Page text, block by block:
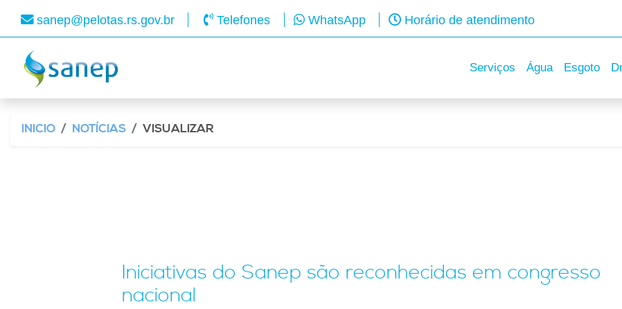
sanep@pelotas.rs.gov.br Telefones WhatsApp Horário de atendimento
Serviços Água Esgoto
INICIO NOTÍCIAS VISUALIZAR
Iniciativas do Sanep são reconhecidas em congresso
nacional